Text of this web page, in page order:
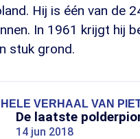
Hij is één van de
In 1961 krijgt hij
stuk grond.
VERHAAL VAN
De laatste
14 jun 2018